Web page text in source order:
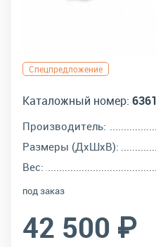
Спецпредложение
Каталожный номер:
Производитель:
Размеры (ДхШхВ):
Вес:
под заказ
42 500 ₽